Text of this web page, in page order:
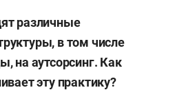
различные
в том числе
на аутсорсинг. Как
эту практику?